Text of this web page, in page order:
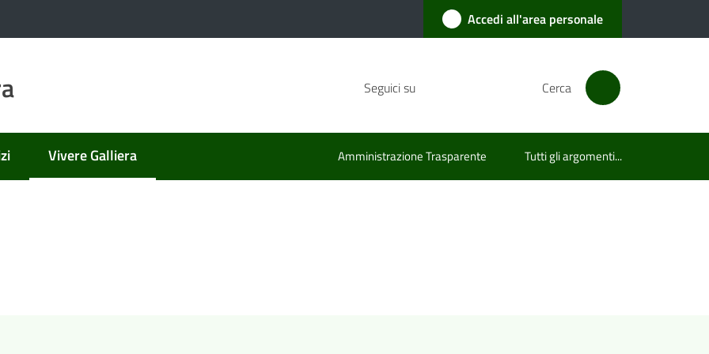
Accedi all'area personale
Seguici su Cerca
Vivere Galliera
Menu selezionato Amministrazione Trasparente Tutti gli argomenti...